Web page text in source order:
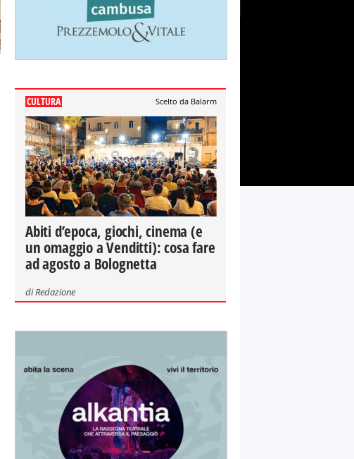
CULTURA Scelto da Balarm
Abiti d’epoca, giochi, cinema (e
un omaggio a Venditti): cosa fare
ad agosto a Bolognetta
diRedazione